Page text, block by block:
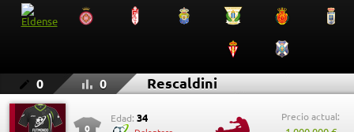
0 0 Rescaldini
0
Edad: 34 Precio actual: